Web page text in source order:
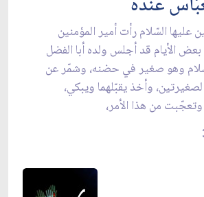
عليها السّلام رأت أمير المؤمنين
الأيام قد أجلس ولده أبا الفضل
وهو صغير في حضنه، وشمّر عن
وأخذ يقبّلهما ويبكي،
من هذا الأمر،